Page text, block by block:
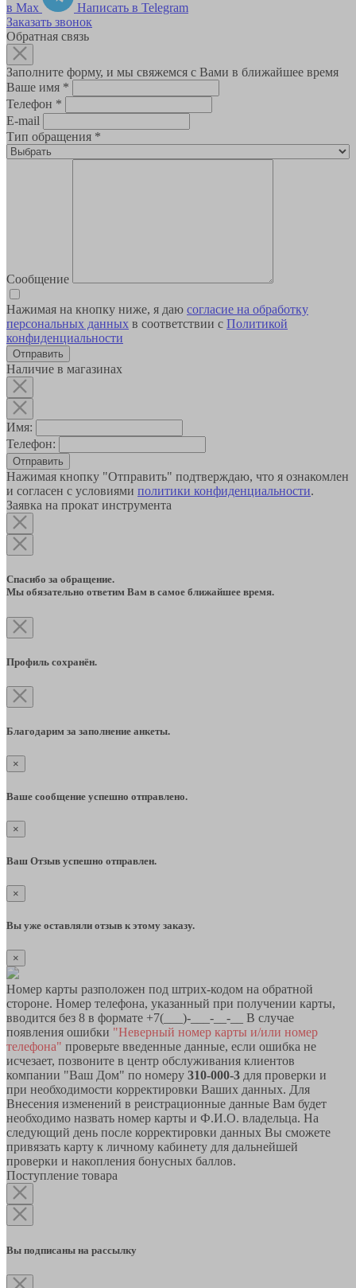
в Max
Написать в Telegram
Заказать звонок
Обратная связь
Заполните форму, и мы свяжемся с Вами в ближайшее время
Ваше имя *
Телефон *
E-mail
Тип обращения *
Сообщение
Нажимая на кнопку ниже, я даю согласие на обработку
персональных данных в соответствии с Политикой
конфиденциальности
Наличие в магазинах
Имя:
Телефон:
Отправить
Нажимая кнопку "Отправить" подтверждаю, что я ознакомлен
и согласен с условиями политики конфиденциальности.
Заявка на прокат инструмента
Спасибо за обращение.
Мы обязательно ответим Вам в самое ближайшее время.
Профиль сохранён.
Благодарим за заполнение анкеты.
×
Ваше сообщение успешно отправлено.
×
Ваш Отзыв успешно отправлен.
×
Вы уже оставляли отзыв к этому заказу.
×
Номер карты разположен под штрих-кодом на обратной
стороне. Номер телефона, указанный при получении карты,
вводится без 8 в формате +7(___)-___-__-__ В случае
появления ошибки "Неверный номер карты и/или номер
телефона" проверьте введенные данные, если ошибка не
исчезает, позвоните в центр обслуживания клиентов
компании "Ваш Дом" по номеру 310-000-3 для проверки и
при необходимости корректировки Ваших данных. Для
Внесения изменений в реистрационные данные Вам будет
необходимо назвать номер карты и Ф.И.О. владельца. На
следующий день после корректировки данных Вы сможете
привязать карту к личному кабинету для дальнейшей
проверки и накопления бонусных баллов.
Поступление товара
Вы подписаны на рассылку